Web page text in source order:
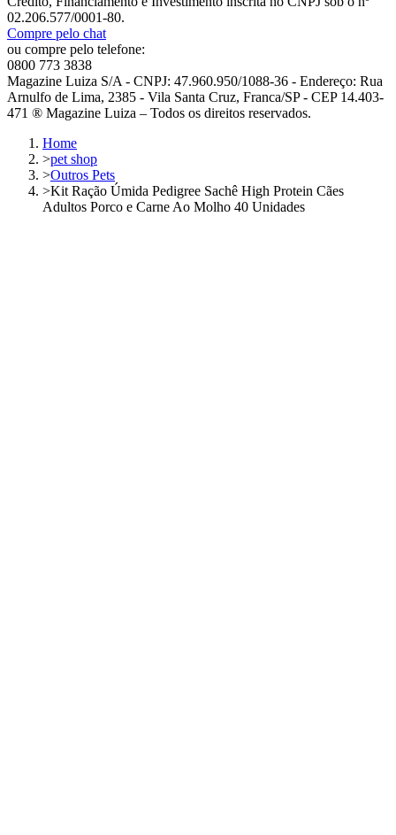
02.206.577/0001-80.
Compre pelo chat
ou compre pelo telefone:
0800 773 3838
Magazine Luiza S/A - CNPJ: 47.960.950/1088-36 - Endereço: Rua
Arnulfo de Lima, 2385 - Vila Santa Cruz, Franca/SP - CEP 14.403-
471 ® Magazine Luiza – Todos os direitos reservados.
Home
>pet shop
>Outros Pets
>Kit Ração Úmida Pedigree Sachê High Protein Cães
Adultos Porco e Carne Ao Molho 40 Unidades